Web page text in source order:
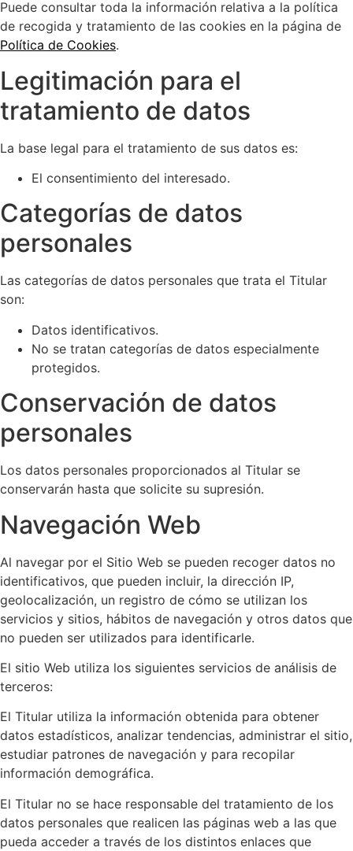
Puede consultar toda la información relativa a la política
de recogida y tratamiento de las cookies en la página de
Política de Cookies.
Legitimación para el
tratamiento de datos
La base legal para el tratamiento de sus datos es:
El consentimiento del interesado.
Categorías de datos
personales
Las categorías de datos personales que trata el Titular
son:
Datos identificativos.
No se tratan categorías de datos especialmente
protegidos.
Conservación de datos
personales
Los datos personales proporcionados al Titular se
conservarán hasta que solicite su supresión.
Navegación Web
Al navegar por el Sitio Web se pueden recoger datos no
identificativos, que pueden incluir, la dirección IP,
geolocalización, un registro de cómo se utilizan los
servicios y sitios, hábitos de navegación y otros datos que
no pueden ser utilizados para identificarle.
El sitio Web utiliza los siguientes servicios de análisis de
terceros:
El Titular utiliza la información obtenida para obtener
datos estadísticos, analizar tendencias, administrar el sitio,
estudiar patrones de navegación y para recopilar
información demográfica.
El Titular no se hace responsable del tratamiento de los
datos personales que realicen las páginas web a las que
pueda acceder a través de los distintos enlaces que